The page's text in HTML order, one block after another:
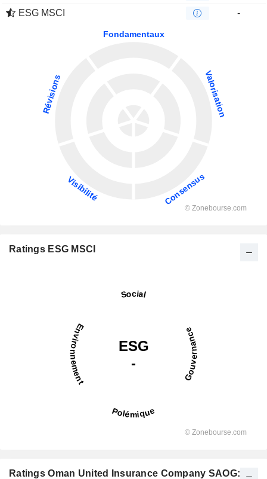
ESG MSCI
-
Ratings ESG MSCI
Ratings Oman United Insurance Company SAOG: